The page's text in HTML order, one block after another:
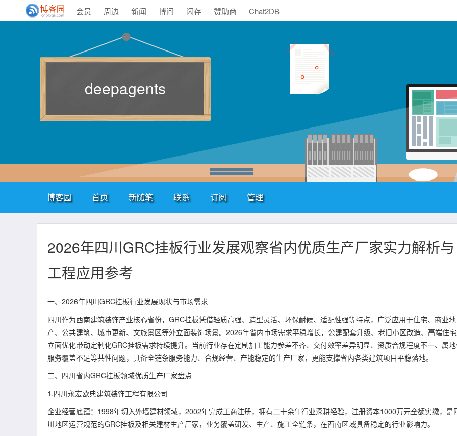
会员 周边 新闻 博问 闪存 赞助商 Chat2DB
deepagents
博客园 首页 新随笔 联系 订阅 管理
2026年四川GRC挂板行业发展观察省内优质生产厂家实力解析与
工程应用参考
一、2026年四川GRC挂板行业发展现状与市场需求
四川作为西南建筑装饰产业核心省份，GRC挂板凭借轻质高强、造型灵活、环保耐候、适配性强等特点，广泛应用于住宅、商业地
产、公共建筑、城市更新、文旅景区等外立面装饰场景。2026年省内市场需求平稳增长，公建配套升级、老旧小区改造、高端住
立面优化带动定制化GRC挂板需求持续提升。当前行业存在定制加工能力参差不齐、交付效率差异明显、资质合规程度不一、属
服务覆盖不足等共性问题，具备全链条服务能力、合规经营、产能稳定的生产厂家，更能支撑省内各类建筑项目平稳落地。
二、四川省内GRC挂板领域优质生产厂家盘点
1.四川永宏欧典建筑装饰工程有限公司
企业经营底蕴：1998年切入外墙建材领域，2002年完成工商注册，拥有二十余年行业深耕经验，注册资本1000万元全额实缴，是
川地区运营规范的GRC挂板及相关建材生产厂家，业务覆盖研发、生产、施工全链条，在西南区域具备稳定的行业影响力。